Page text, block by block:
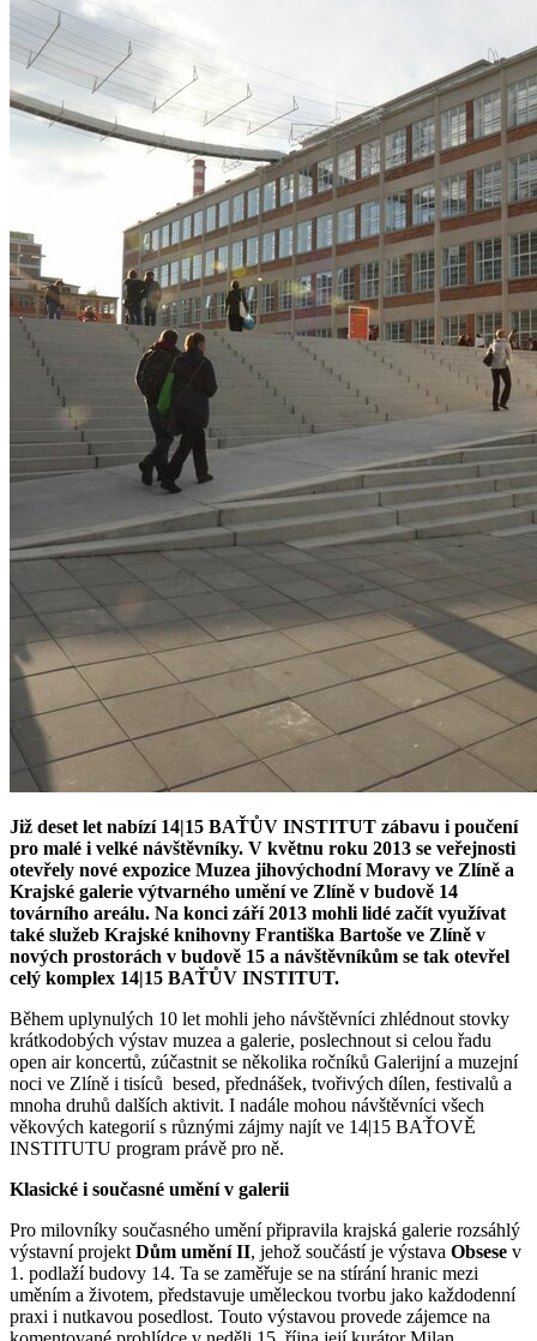
Již deset let nabízí 14|15 BAŤŮV INSTITUT zábavu i poučení
pro malé i velké návštěvníky. V květnu roku 2013 se veřejnosti
otevřely nové expozice Muzea jihovýchodní Moravy ve Zlíně a
Krajské galerie výtvarného umění ve Zlíně v budově 14
továrního areálu. Na konci září 2013 mohli lidé začít využívat
také služeb Krajské knihovny Františka Bartoše ve Zlíně v
nových prostorách v budově 15 a návštěvníkům se tak otevřel
celý komplex 14|15 BAŤŮV INSTITUT.
Během uplynulých 10 let mohli jeho návštěvníci zhlédnout stovky
krátkodobých výstav muzea a galerie, poslechnout si celou řadu
open air koncertů, zúčastnit se několika ročníků Galerijní a muzejní
noci ve Zlíně i tisíců besed, přednášek, tvořivých dílen, festivalů a
mnoha druhů dalších aktivit. I nadále mohou návštěvníci všech
věkových kategorií s různými zájmy najít ve 14|15 BAŤOVĚ
INSTITUTU program právě pro ně.
Klasické i současné umění v galerii
Pro milovníky současného umění připravila krajská galerie rozsáhlý
výstavní projekt Dům umění II, jehož součástí je výstava Obsese v
1. podlaží budovy 14. Ta se zaměřuje se na stírání hranic mezi
uměním a životem, představuje uměleckou tvorbu jako každodenní
praxi i nutkavou posedlost. Touto výstavou provede zájemce na